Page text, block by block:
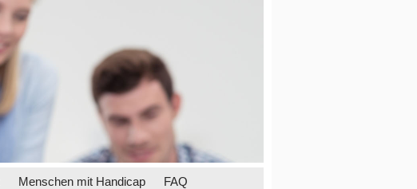
Menschen mit Handicap FAQ